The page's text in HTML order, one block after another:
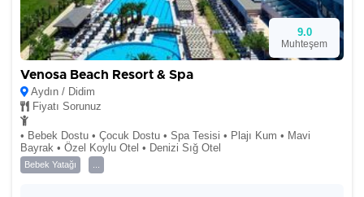
9.0
Muhteşem
Venosa Beach Resort & Spa
Aydın / Didim
Fiyatı Sorunuz
• Bebek Dostu • Çocuk Dostu • Spa Tesisi • Plajı Kum • Mavi
Bayrak • Özel Koylu Otel • Denizi Sığ Otel
Bebek Yatağı